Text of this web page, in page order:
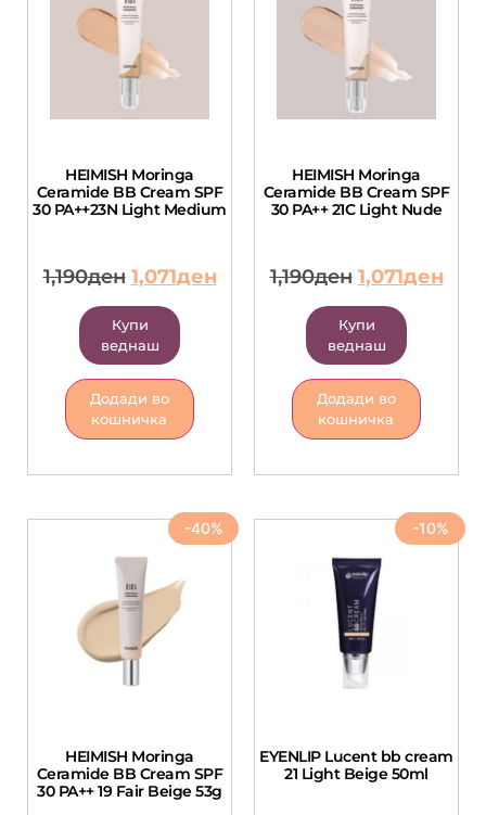
HEIMISH Moringa
Ceramide BB Cream SPF
30 PA++23N Light Medium
1,190ден 1,071ден
Купи
веднаш
Додади во
кошничка
HEIMISH Moringa
Ceramide BB Cream SPF
30 PA++ 21C Light Nude
1,190ден 1,071ден
Купи
веднаш
Додади во
кошничка
-40%
HEIMISH Moringa
Ceramide BB Cream SPF
30 PA++ 19 Fair Beige 53g
-10%
EYENLIP Lucent bb cream
21 Light Beige 50ml